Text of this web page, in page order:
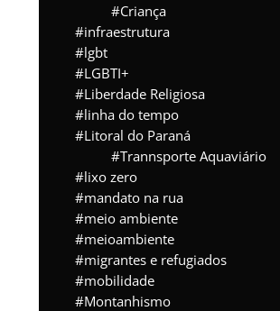
Criança
infraestrutura
lgbt
LGBTI+
Liberdade Religiosa
linha do tempo
Litoral do Paraná
Trannsporte Aquaviário
lixo zero
mandato na rua
meio ambiente
meioambiente
migrantes e refugiados
mobilidade
Montanhismo